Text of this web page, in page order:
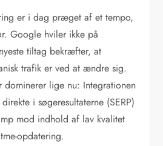
er i dag præget af et tempo,
Google hviler ikke på
tiltag bekræfter, at
trafik er ved at ændre sig.
dominerer lige nu: Integrationen
i søgeresultaterne (SERP)
mod indhold af lav kvalitet
opdatering.